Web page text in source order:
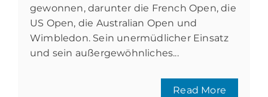
gewonnen, darunter die French Open, die
US Open, die Australian Open und
Wimbledon. Sein unermüdlicher Einsatz
und sein außergewöhnliches...
Read More